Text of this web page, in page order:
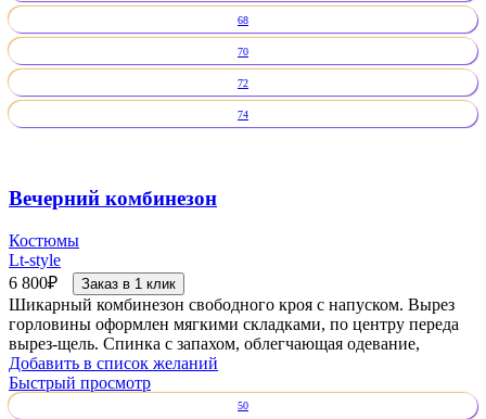
68
70
72
74
Вечерний комбинезон
Костюмы
Lt-style
6 800₽ Заказ в 1 клик
Шикарный комбинезон свободного кроя с напуском. Вырез
горловины оформлен мягкими складками, по центру переда
вырез-щель. Спинка с запахом, облегчающая одевание,
Добавить в список желаний
Быстрый просмотр
50